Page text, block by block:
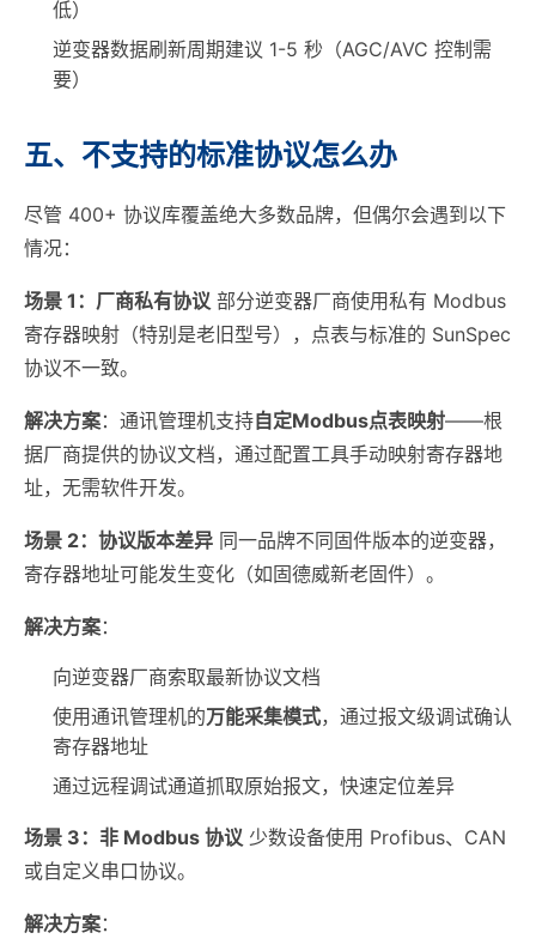
低）
逆变器数据刷新周期建议 1-5 秒（AGC/AVC 控制需
要）
五、不支持的标准协议怎么办
尽管 400+ 协议库覆盖绝大多数品牌，但偶尔会遇到以下
情况：
场景 1：厂商私有协议 部分逆变器厂商使用私有 Modbus
寄存器映射（特别是老旧型号），点表与标准的 SunSpec
协议不一致。
解决方案：通讯管理机支持自定Modbus点表映射——根
据厂商提供的协议文档，通过配置工具手动映射寄存器地
址，无需软件开发。
场景 2：协议版本差异 同一品牌不同固件版本的逆变器，
寄存器地址可能发生变化（如固德威新老固件）。
解决方案：
向逆变器厂商索取最新协议文档
使用通讯管理机的万能采集模式，通过报文级调试确认
寄存器地址
通过远程调试通道抓取原始报文，快速定位差异
场景 3：非 Modbus 协议 少数设备使用 Profibus、CAN
或自定义串口协议。
解决方案：